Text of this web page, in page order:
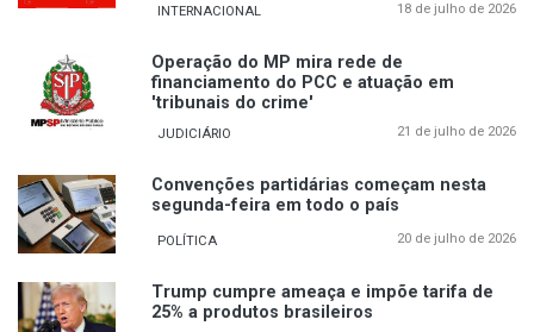
INTERNACIONAL 18 de julho de 2026
Operação do MP mira rede de
financiamento do PCC e atuação em
'tribunais do crime'
JUDICIÁRIO 21 de julho de 2026
Convenções partidárias começam nesta
segunda-feira em todo o país
POLÍTICA 20 de julho de 2026
Trump cumpre ameaça e impõe tarifa de
25% a produtos brasileiros